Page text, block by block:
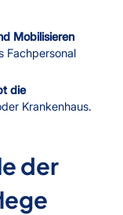
Mobilisieren
Fachpersonal
die
Krankenhaus.
der